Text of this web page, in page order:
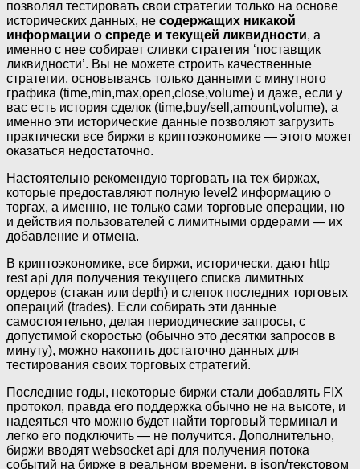
позволял тестировать свои стратегии только на основе
исторических данных, не содержащих никакой
информации о спреде и текущей ликвидности, а
именно с нее собирает сливки стратегия ‘поставщик
ликвидности’. Вы не можете строить качественные
стратегии, основываясь только данными с минутного
графика (time,min,max,open,close,volume) и даже, если у
вас есть история сделок (time,buy/sell,amount,volume), а
именно эти исторические данные позволяют загрузить
практически все биржи в криптоэкономике — этого может
оказаться недостаточно.
Настоятельно рекомендую торговать на тех биржах,
которые предоставляют полную level2 информацию о
торгах, а именно, не только сами торговые операции, но
и действия пользователей с лимитными ордерами — их
добавление и отмена.
В криптоэкономике, все биржи, исторически, дают http
rest api для получения текущего списка лимитных
ордеров (стакан или depth) и слепок последних торговых
операций (trades). Если собирать эти данные
самостоятельно, делая периодические запросы, с
допустимой скоростью (обычно это десятки запросов в
минуту), можно накопить достаточно данных для
тестирования своих торговых стратегий.
Последние годы, некоторые биржи стали добавлять FIX
протокол, правда его поддержка обычно не на высоте, и
надеяться что можно будет найти торговый терминал и
легко его подключить — не получится. Дополнительно,
биржи вводят websocket api для получения потока
событий на бирже в реальном времени, в json/текстовом